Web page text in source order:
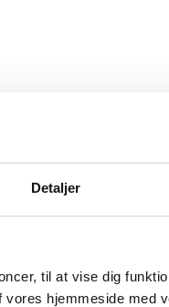
Detaljer
til at vise dig
hjemmeside med